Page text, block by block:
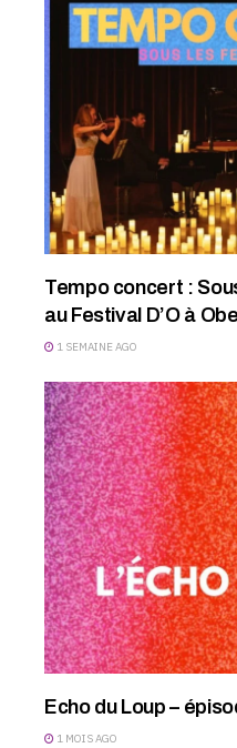
Tempo concert :
au Festival D’O à
1 SEMAINE AGO
Echo du Loup –
1 MOIS AGO